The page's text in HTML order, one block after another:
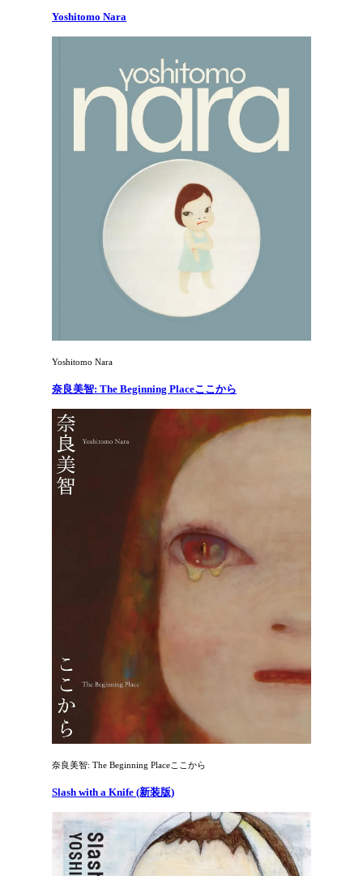
Yoshitomo Nara
Yoshitomo Nara
奈良美智: The Beginning Placeここから
奈良美智: The Beginning Placeここから
Slash with a Knife (新装版)